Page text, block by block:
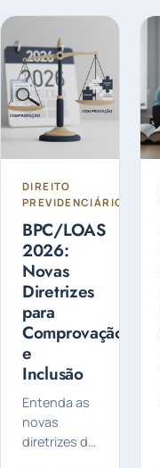
aposentadorias,
auxílios e
pensões.
Saiba quem
pode
solicitar
cada um.
DIREITO
PREVIDENCIÁRIO
BPC/LOAS
2026:
Novas
Diretrizes
para
Comprovação
e
Inclusão
Entenda as
novas
diretrizes do